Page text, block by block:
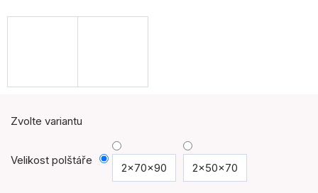
Zvolte variantu
Velikost polštáře
2x70x90 2x50x70